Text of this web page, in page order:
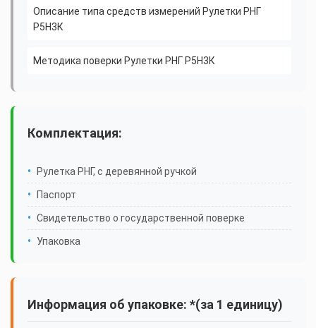
Описание типа средств измерений Рулетки РНГ
Р5Н3К
Методика поверки Рулетки РНГ Р5Н3К
Комплектация:
Рулетка РНГ, с деревянной ручкой
Паспорт
Свидетельство о государственной поверке
Упаковка
Информация об упаковке: *(за 1 единицу)